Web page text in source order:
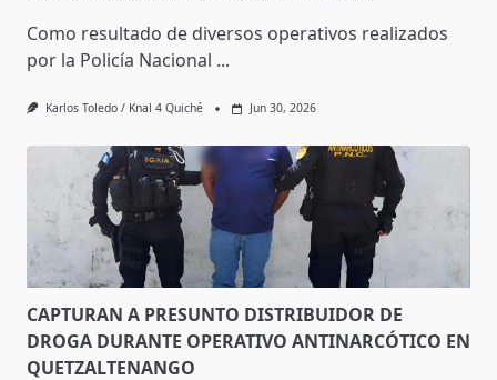
Como resultado de diversos operativos realizados
por la Policía Nacional ...
Karlos Toledo / Knal 4 Quiché Jun 30, 2026
CAPTURAN A PRESUNTO DISTRIBUIDOR DE
DROGA DURANTE OPERATIVO ANTINARCÓTICO EN
QUETZALTENANGO